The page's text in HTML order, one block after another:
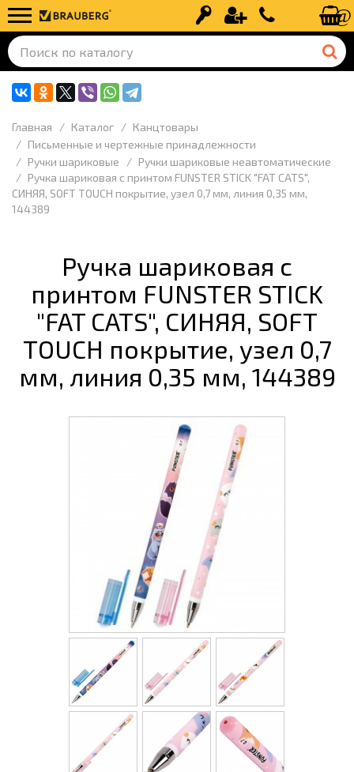
Вход Регистрация+7 (499) 110-
Главная Каталог
Канцтовары
Письменные и чертежные принадлежности
Ручки шариковые
Ручки шариковые неавтоматические
Ручка шариковая с принтом FUNSTER STICK "FAT CATS",
СИНЯЯ, SOFT TOUCH покрытие, узел 0,7 мм, линия 0,35 мм,
144389
Ручка шариковая с
принтом FUNSTER STICK
"FAT CATS", СИНЯЯ, SOFT
TOUCH покрытие, узел 0,7
мм, линия 0,35 мм, 144389